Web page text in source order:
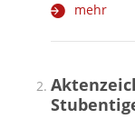
mehr